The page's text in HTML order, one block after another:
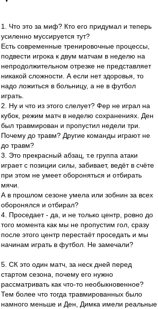
1. Что это за миф? Кто его придумал и теперь
усиленно муссируется тут?
Есть современные тренировочные процессы,
подвести игрока к двум матчам в неделю на
непродолжительном отрезке не представляет
никакой сложности. А если нет здоровья, то
надо ложиться в больницу, а не в футбол
играть.
2. Ну и что из этого слелует? Фер не играл на
кубок, режим матч в неделю сохранениях. Ден
был травмирован и пропустил недели три.
Почему до травм? Другие команды играют не
до травм?
3. Это прекрасный абзац, т.е группа атаки
играет с позиции силы, забивает, ведёт в счёте
при этом не умеет обороняться и отбирать
мячи.
А в прошлом сезоне умела или зобнин за всех
оборонялся и отбирал?
4. Проседает - да, и не только центр, ровно до
того момента как мы не пропустим гол, сразу
после этого центр перестаёт проседать и мы
начинам играть в футбол. Не замечали?
5. СК это один матч, за неск дней перед
стартом сезона, почему его нужно
рассматривать как что-то необыкновенное?
Тем более что тогда травмированных было
намного меньше и Ден, Димка имели реальные